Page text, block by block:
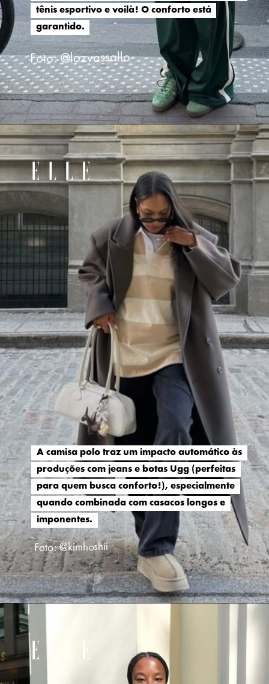
tênis esportivo e voilà! O conforto está
garantido.
tênis esportivo e voilà! O conforto está
garantido.
Foto: @lozvassallo
A camisa polo traz um impacto automático às
produções com jeans e botas Ugg (perfeitas
para quem busca conforto!), especialmente
quando combinada com casacos longos e
imponentes.
A camisa polo traz um impacto automático às
produções com jeans e botas Ugg (perfeitas
para quem busca conforto!), especialmente
quando combinada com casacos longos e
imponentes.
Foto: @kimhoshii